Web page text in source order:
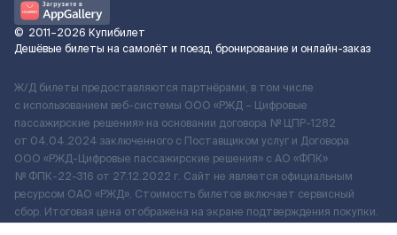
© 2011–2026 Купибилет
Дешёвые билеты на самолёт и поезд, бронирование и онлайн-заказ
Ж/Д билеты предоставляются партнёрами, в том числе
с использованием веб-системы ООО «РЖД – Цифровые
пассажирские решения» на основании договора № ЦПР-1282
от 04.04.2024 заключенного с Поставщиком услуг и Договора
ООО «РЖД-Цифровые пассажирские решения» c АО «ФПК»
№ ФПК-22-316 от 27.12.2022 г. Сайт не является официальным
ресурсом ОАО «РЖД». Стоимость билетов включает сервисный
сбор. Итоговая цена отображена на экране подтверждения покупки.